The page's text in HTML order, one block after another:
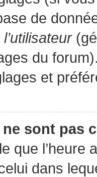
de
du
et
ne sont pas
que l’heure
dans